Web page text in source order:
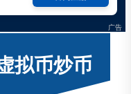
拟币炒币